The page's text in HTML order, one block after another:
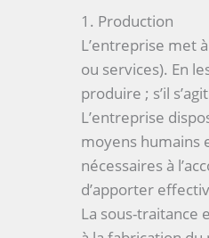
1. Production
L’entreprise met
ou services). En
produire ; s’il
L’entreprise
moyens humains
nécessaires à
d’apporter
La sous-traitance